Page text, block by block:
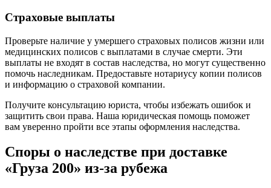
Страховые выплаты
Проверьте наличие у умершего страховых полисов жизни или
медицинских полисов с выплатами в случае смерти. Эти
выплаты не входят в состав наследства, но могут существенно
помочь наследникам. Предоставьте нотариусу копии полисов
и информацию о страховой компании.
Получите консультацию юриста, чтобы избежать ошибок и
защитить свои права. Наша юридическая помощь поможет
вам уверенно пройти все этапы оформления наследства.
Споры о наследстве при доставке
«Груза 200» из-за рубежа